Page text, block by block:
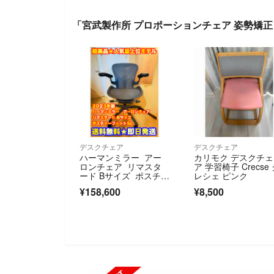
「宮武製作所 プロポーションチェア 姿勢
デスクチェア
ハーマンミラー アー
ロンチェア リマスタ
ード Bサイズ ポスチャ
ーフィットSL
¥158,600
デスクチェア
カリモク デスクチェ
ア 学習椅子 Crecse
レシェ ピンク
¥8,500